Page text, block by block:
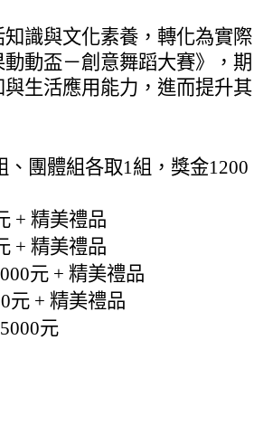
識與文化素養，轉化為實際
動盃－創意舞蹈大賽》，期
生活應用能力，進而提升其
團體組各取1組，獎金1200
+ 精美禮品
+ 精美禮品
元 + 精美禮品
元 + 精美禮品
元